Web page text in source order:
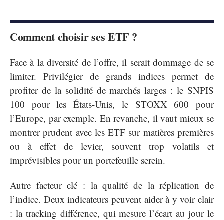
Comment choisir ses ETF ?
Face à la diversité de l’offre, il serait dommage de se
limiter. Privilégier de grands indices permet de
profiter de la solidité de marchés larges : le SNPIS
100 pour les États-Unis, le STOXX 600 pour
l’Europe, par exemple. En revanche, il vaut mieux se
montrer prudent avec les ETF sur matières premières
ou à effet de levier, souvent trop volatils et
imprévisibles pour un portefeuille serein.
Autre facteur clé : la qualité de la réplication de
l’indice. Deux indicateurs peuvent aider à y voir clair
: la tracking différence, qui mesure l’écart au jour le